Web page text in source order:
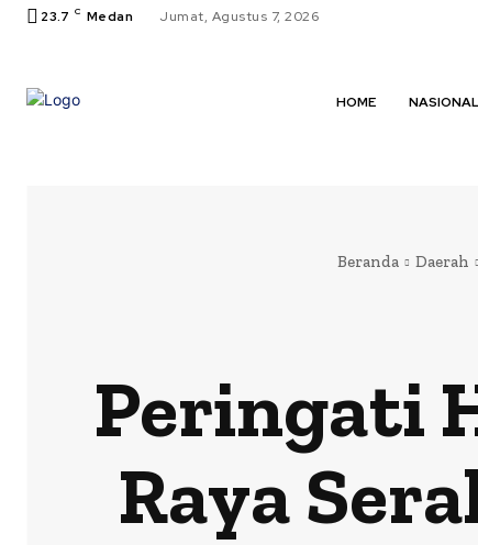
23.7 C Medan Jumat, Agustus 7, 2026
HOME NASIONAL
Beranda Daerah
Peringati
Raya